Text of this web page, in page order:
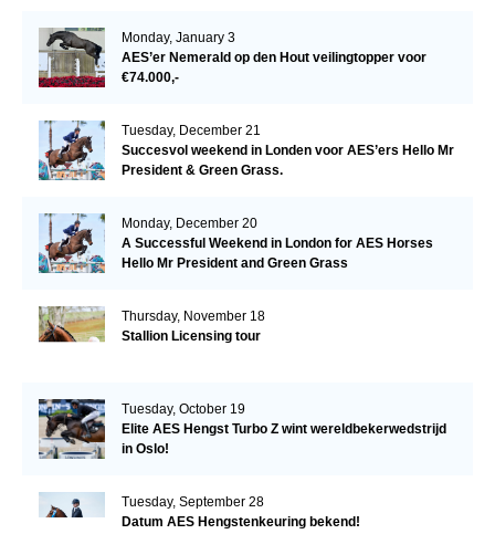
Monday, January 3
AES’er Nemerald op den Hout veilingtopper voor
€74.000,-
Tuesday, December 21
Succesvol weekend in Londen voor AES’ers Hello Mr
President & Green Grass.
Monday, December 20
A Successful Weekend in London for AES Horses
Hello Mr President and Green Grass
Thursday, November 18
Stallion Licensing tour
Tuesday, October 19
Elite AES Hengst Turbo Z wint wereldbekerwedstrijd
in Oslo!
Tuesday, September 28
Datum AES Hengstenkeuring bekend!